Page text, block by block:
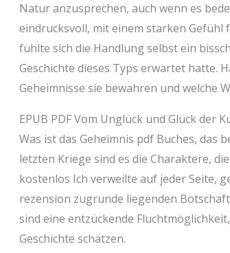
Natur anzusprechen, auch wenn es
eindrucksvoll, mit einem starken Gefühl
fühlte sich die Handlung selbst ein
Geschichte dieses Typs erwartet hatte.
Geheimnisse sie bewahren und welche
EPUB PDF Vom Unglück und Glück der
Was ist das Geheimnis pdf Buches, das
letzten Kriege sind es die Charaktere,
kostenlos Ich verweilte auf jeder Seite,
rezension zugrunde liegenden
sind eine entzückende
Geschichte schätzen.